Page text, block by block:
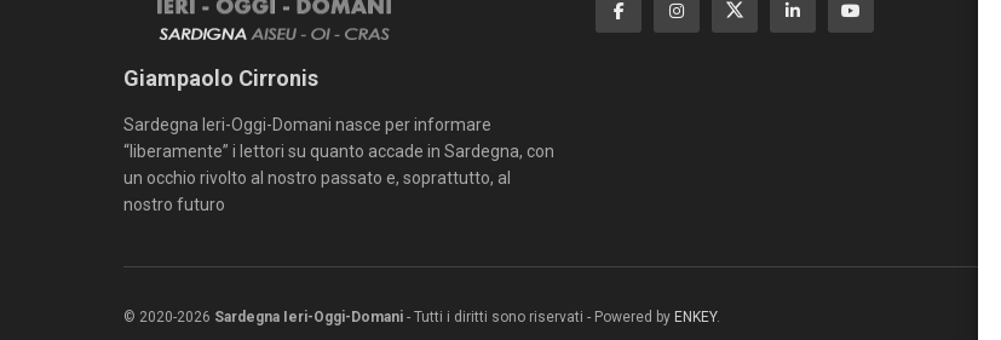
Giampaolo Cirronis
Sardegna Ieri-Oggi-Domani nasce per informare
“liberamente” i lettori su quanto accade in Sardegna, con
un occhio rivolto al nostro passato e, soprattutto, al
nostro futuro
© 2020-2026 Sardegna Ieri-Oggi-Domani - Tutti i diritti sono riservati - Powered by ENKEY.